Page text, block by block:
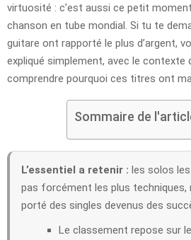
virtuosité : c’est aussi ce petit
chanson en tube mondial. Si tu te
guitare ont rapporté le plus d’argent,
expliqué simplement, avec le contexte
comprendre pourquoi ces titres ont
Sommaire de
L’essentiel a retenir : les solos
pas forcément les plus techniques,
porté des singles devenus des
Le classement repose sur